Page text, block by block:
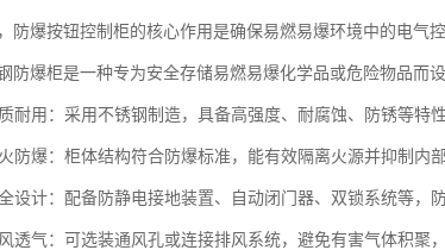
防爆按钮控制柜的核心作用是确保易燃易爆环境中的电气
防爆柜是一种专为安全存储易燃易爆化学品或危险物品而
耐用：采用不锈钢制造，具备高强度、耐腐蚀、防锈等特
防爆：柜体结构符合防爆标准，能有效隔离火源并抑制内
设计：配备防静电接地装置、自动闭门器、双锁系统等，
透气：可选装通风孔或连接排风系统，避免有害气体积聚